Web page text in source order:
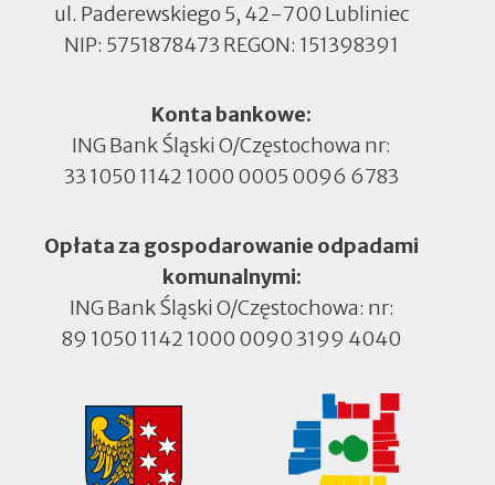
ul. Paderewskiego 5, 42-700 Lubliniec
NIP: 5751878473 REGON: 151398391
Konta bankowe:
ING Bank Śląski O/Częstochowa nr:
33 1050 1142 1000 0005 0096 6783
Opłata za gospodarowanie odpadami
komunalnymi:
ING Bank Śląski O/Częstochowa: nr:
89 1050 1142 1000 0090 3199 4040